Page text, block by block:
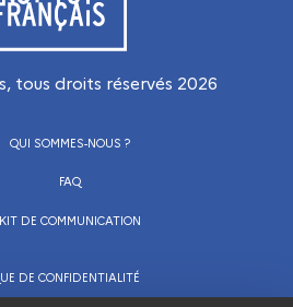
tous droits réservés 2026
QUI SOMMES-NOUS ?
FAQ
KIT DE COMMUNICATION
DE CONFIDENTIALITÉ